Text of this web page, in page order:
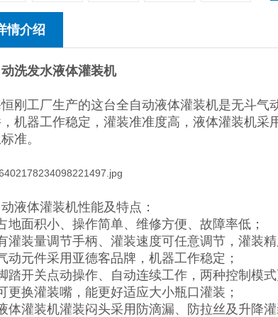
情介绍
洗发水液体灌装机
刚工厂生产的这台全自动液体灌装机是无斗
机器工作稳定，灌装准准度高，液体灌装机
准。
液体灌装机性能及特点：
地面积小、操作简单、维修方便、故障率低；
灌装量调节手柄、灌装速度可任意调节，灌装精
动元件采用亚德客品牌，机器工作稳定；
踏开关点动操作、自动连续工作，两种控制模式
更换灌装嘴，能更好适应大小瓶口灌装；
体灌装机灌装闷头采用防滴漏、防拉丝及升降灌